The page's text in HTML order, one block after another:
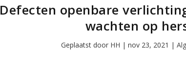
Defecten openbare
wachten op
Geplaatst door HH | nov 23, 2021 |